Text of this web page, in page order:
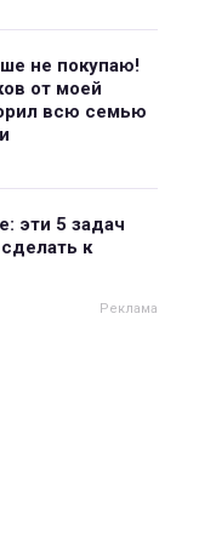
не покупаю!
от моей
всю семью
эти 5 задач
к